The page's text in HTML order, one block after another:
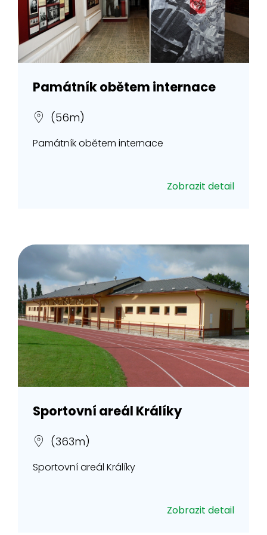
Památník obětem internace
(56m)
Památník obětem internace
Zobrazit detail
Sportovní areál Králíky
(363m)
Sportovní areál Králíky
Zobrazit detail